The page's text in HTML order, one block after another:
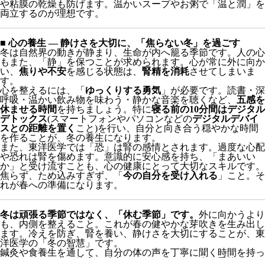
もまた、「静」を保つことが求められます。心が常に外に向か
い、焦りや不安を感じる状態は、腎精を消耗させてしまいま
す。
心を整えるには、「ゆっくりする勇気」が必要です。読書・深
呼吸・温かい飲み物を味わう・静かな音楽を聴くなど、
休ませる時間を持ちましょう。特に寝る前の10分間はデジタル
デトックス(スマートフォンやパソコンなどのデジタルデバイ
スとの距離を置くこと)を行い、自分と向き合う穏やかな時間
を作ることが、冬の養生になります。
また、東洋医学では「恐」は腎の感情とされます。過度な心配
や恐れは腎を傷めます。意識的に安心感を持ち、「まあいい
か」と受け流すことも、心の健康にとって大切なスキルです。
焦らず、ため込みすぎず、「今の自分を受け入れる 」こと。そ
れが春への準備になります。
ます。冷えを防ぎ、腎を養い、静けさを大切にすることが、東
洋医学の「冬の智慧」です。
鍼灸や食養生を通して、自分の体の声を丁寧に聞く時間を持っ
てください。冬の静寂を味方につけることで、次の季節をより
軽やかに迎える準備が整います。